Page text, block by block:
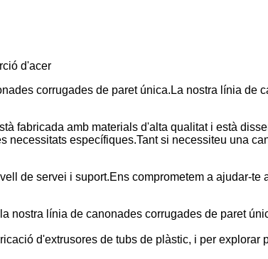
d'acer
corrugades de paret única.La nostra línia
fabricada amb materials d'alta qualitat i està
necessitats específiques.Tant si necessiteu una
de servei i suport.Ens comprometem a ajudar-
nostra línia de canonades corrugades de paret
d'extrusores de tubs de plàstic, i per